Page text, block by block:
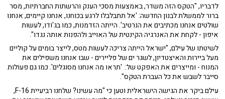
לדבריו, "הטקס הזה משדר, באמצעות מסכי הענק והרשתות החברתיות, מסר
ברור לממשלת לבנון החדשה: 'אל תתבלבלו לרגע בכוחנו, אנחנו קיימים, אנחנו
שולטים אנחנו מכתיבים את הנרטיב'. הייתה הזדמנות, כמו בג'ודו, לעשות
איפון - לקחת את האנרגיה הקינטית של האוייב ולהפנות אותה נגדו".
לשיטתו של עילם, "ישראל הייתה צריכה לעשות מטס, לייצר בומים על קוליים
מעל ביירות והאיצטדיון, לשגר ים של פליירים - שבו אנחנו משפילים את
המנוח - ומייצרים את האפקט של: 'תראו מה אנחנו מסוגלים'. כמו גם פעולות
סייבר לשבש את כל העברת הטקס".
עילם ביקר את הגישה הישראלית וטען כי "מה עשינו? שלחנו רביעיית F-16,